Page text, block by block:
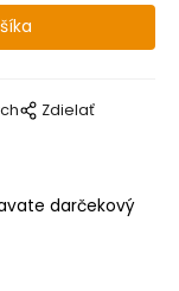
Zdielať
darčekový